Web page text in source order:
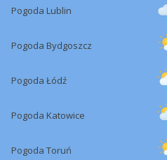
Pogoda Lublin
Pogoda Bydgoszcz
Pogoda Łódź
Pogoda Katowice
Pogoda Toruń